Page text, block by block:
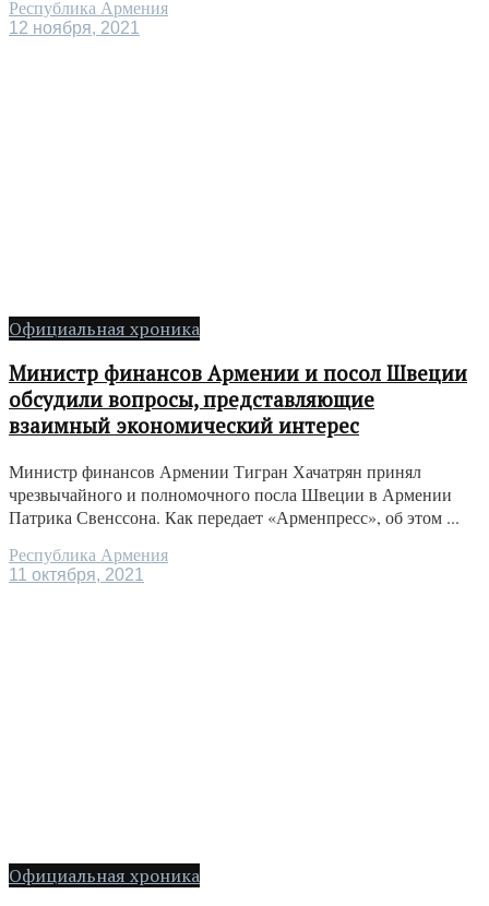
Республика Армения
12 ноября, 2021
Официальная хроника
Министр финансов Армении и посол Швеции
обсудили вопросы, представляющие
взаимный экономический интерес
Министр финансов Армении Тигран Хачатрян принял
чрезвычайного и полномочного посла Швеции в Армении
Патрика Свенссона. Как передает «Арменпресс», об этом ...
Республика Армения
11 октября, 2021
Официальная хроника